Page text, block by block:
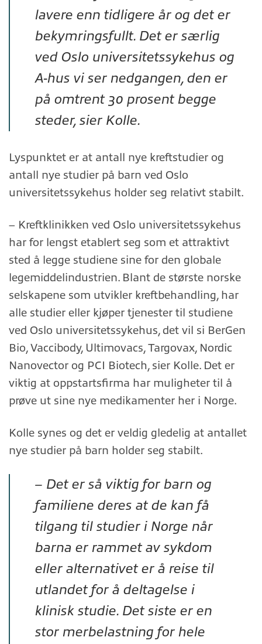
lavere enn tidligere år og det er
bekymringsfullt. Det er særlig
ved Oslo universitetssykehus og
A-hus vi ser nedgangen, den er
på omtrent 30 prosent begge
steder, sier Kolle.
Lyspunktet er at antall nye kreftstudier og
antall nye studier på barn ved Oslo
universitetssykehus holder seg relativt stabilt.
– Kreftklinikken ved Oslo universitetssykehus
har for lengst etablert seg som et attraktivt
sted å legge studiene sine for den globale
legemiddelindustrien. Blant de største norske
selskapene som utvikler kreftbehandling, har
alle studier eller kjøper tjenester til studiene
ved Oslo universitetssykehus, det vil si BerGen
Bio, Vaccibody, Ultimovacs, Targovax, Nordic
Nanovector og PCI Biotech, sier Kolle. Det er
viktig at oppstartsfirma har muligheter til å
prøve ut sine nye medikamenter her i Norge.
Kolle synes og det er veldig gledelig at antallet
nye studier på barn holder seg stabilt.
– Det er så viktig for barn og
familiene deres at de kan få
tilgang til studier i Norge når
barna er rammet av sykdom
eller alternativet er å reise til
utlandet for å deltagelse i
klinisk studie. Det siste er en
stor merbelastning for hele